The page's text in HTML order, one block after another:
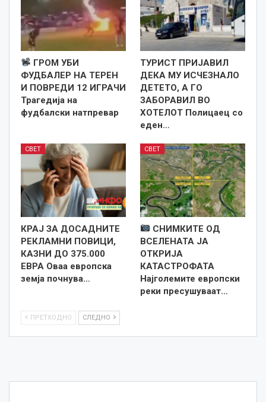
ГРОМ УБИ
ФУДБАЛЕР НА ТЕРЕН
И ПОВРЕДИ 12 ИГРАЧИ
Трагедија на
фудбалски натпревар
ТУРИСТ ПРИЈАВИЛ
ДЕКА МУ ИСЧЕЗНАЛО
ДЕТЕТО, А ГО
ЗАБОРАВИЛ ВО
ХОТЕЛОТ Полицаец со
еден…
СВЕТ
КРАЈ ЗА ДОСАДНИТЕ
РЕКЛАМНИ ПОВИЦИ,
КАЗНИ ДО 375.000
ЕВРА Оваа европска
земја почнува…
СВЕТ
СНИМКИТЕ ОД
ВСЕЛЕНАТА ЈА
ОТКРИЈА
КАТАСТРОФАТА
Најголемите европски
реки пресушуваат…
ПРЕТХОДНО СЛЕДНО